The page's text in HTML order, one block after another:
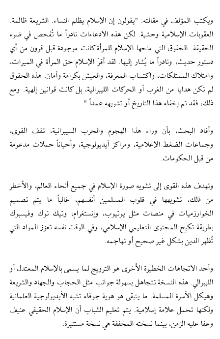
ويكتب المؤلف في مقالته: "يقولون إن الإسلام يظلم النساء. الشريعة ظالمة.
العقوبات الإسلامية وحشية. لكن هذه الادعاءات نادراً ما تُفحص في ضوء
الحقيقة. الحقوق التي منحها الإسلام للمرأة كانت موجودة قبل قرون من أي
دستور حديث، ونادراً ما يُشار إليها. لقد أقرّ الإسلام حق المرأة في الميراث،
وامتلاك الممتلكات، واكتساب المعرفة، والعيش بكرامة وأمان. هذه الحقوق
لم تكن هدايا من الغرب أو الحركات الليبرالية، بل كانت قوانين إلهية. ومع
ذلك، فقد تم إخفاء هذا التاريخ أو تشويهه عمداً."
وأفاد البحث، بأن وراء هذا الهجوم والحرب السيبرانية، تقف القوى،
وجماعات الضغط الإعلامية، ومراكز أيديولوجية، وأحياناً حملات مدعومة
من قبل الحكومات.
وتهدف هذه القوى إلى تشويه صورة الإسلام في جميع أنحاء العالم، والأخطر
من ذلك، تشويهها في قلوب المسلمين أنفسهم، غالباً ما يتم تصميم
الخوارزميات في منصات مثل يوتيوب، وإنستغرام، وتيك توك وفيسبوك
بطريقة تكبح المحتوى التعليمي الإسلامي، وفي الوقت نفسه تعزز المواد التي
تُظهر الدين بشكل غير صحيح أو تهاجمه.
وأحد الاتجاهات الخطيرة الأخرى هو الترويج لما يسمى بالإسلام المعتدل أو
الليبرالي. هذه النسخة تتجاهل بسهولة جوانب مثل الحجاب والجهاد والشريعة
وهيكل الأسرة المسلمة. ما يتبقى هو هوية جوفاء تشبه الأيديولوجية العلمانية
ولكنها تحمل علامة إسلامية. يتم تعليم الشباب أن الإسلام الحقيقي عنيف
وعفا عليه الزمن، بينما نسخته المخففة هي نسخة مستنيرة.